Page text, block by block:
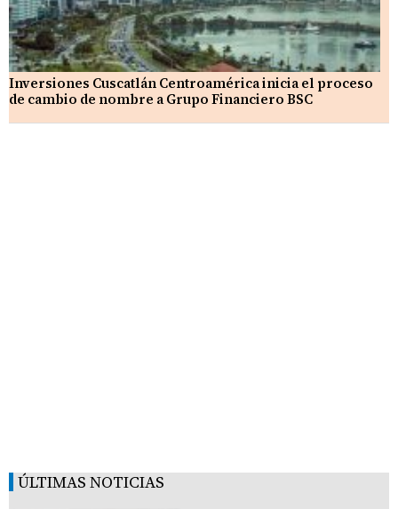
Inversiones Cuscatlán Centroamérica inicia el proceso
de cambio de nombre a Grupo Financiero BSC
ÚLTIMAS NOTICIAS